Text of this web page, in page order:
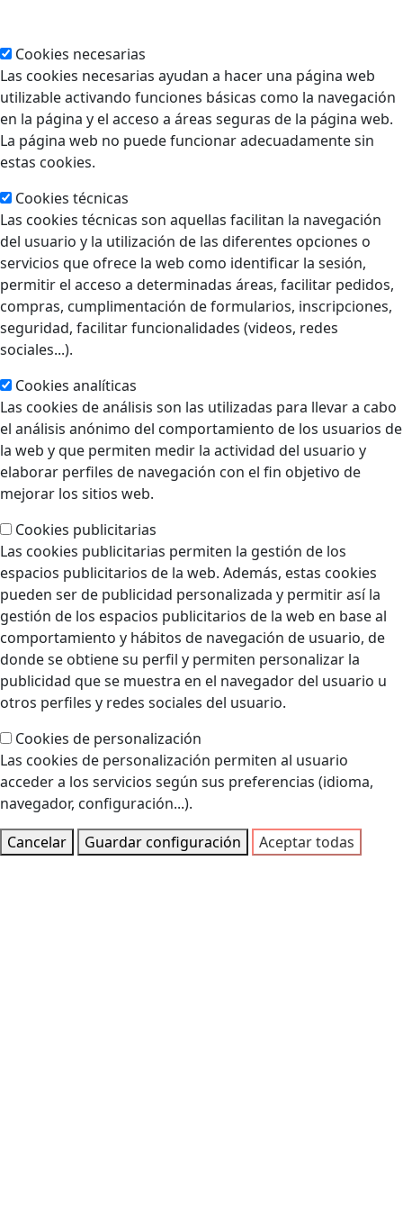
Cookies necesarias
Las cookies necesarias ayudan a hacer una página web
utilizable activando funciones básicas como la navegación
en la página y el acceso a áreas seguras de la página web.
La página web no puede funcionar adecuadamente sin
estas cookies.
Cookies técnicas
Las cookies técnicas son aquellas facilitan la navegación
del usuario y la utilización de las diferentes opciones o
servicios que ofrece la web como identificar la sesión,
permitir el acceso a determinadas áreas, facilitar pedidos,
compras, cumplimentación de formularios, inscripciones,
seguridad, facilitar funcionalidades (videos, redes
sociales...).
Cookies analíticas
Las cookies de análisis son las utilizadas para llevar a cabo
el análisis anónimo del comportamiento de los usuarios de
la web y que permiten medir la actividad del usuario y
elaborar perfiles de navegación con el fin objetivo de
mejorar los sitios web.
Cookies publicitarias
Las cookies publicitarias permiten la gestión de los
espacios publicitarios de la web. Además, estas cookies
pueden ser de publicidad personalizada y permitir así la
gestión de los espacios publicitarios de la web en base al
comportamiento y hábitos de navegación de usuario, de
donde se obtiene su perfil y permiten personalizar la
publicidad que se muestra en el navegador del usuario u
otros perfiles y redes sociales del usuario.
Cookies de personalización
Las cookies de personalización permiten al usuario
acceder a los servicios según sus preferencias (idioma,
navegador, configuración...).
Cancelar
Guardar configuración Aceptar todas